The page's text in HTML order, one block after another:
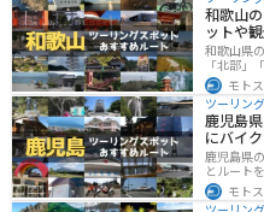
和歌山
ットや
和歌山県
「北部」
と山に囲
み方がで
際は参考
モト
ツーリング
鹿児島
にバイ
鹿児島県
とルート
ト、温泉
ます。バ
モト